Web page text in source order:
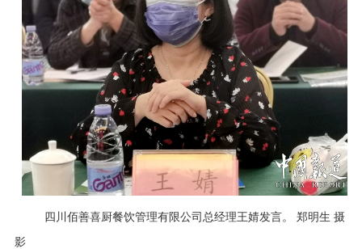
四川佰善喜厨餐饮管理有限公司总经理王婧发言。 郑明生 摄
影